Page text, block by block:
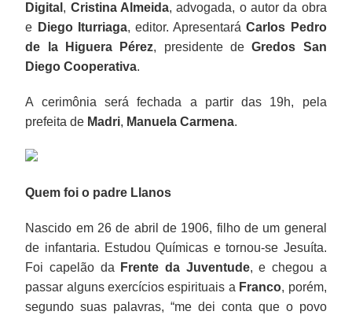
Digital , Cristina Almeida, advogada, o autor da obra
e Diego Iturriaga, editor. ApresentaráCarlos Pedro
de la Higuera Pérez, presidente deGredos San
Diego Cooperativa.
A cerimônia será fechada a partir das 19h, pela
prefeita de Madri, Manuela Carmena.
Quem foi o padre Llanos
Nascido em 26 de abril de 1906, filho de um general
de infantaria. Estudou Químicas e tornou-se Jesuíta.
Foi capelão da
Frente da Juventude, e chegou a
passar alguns exercícios espirituais a Franco, porém,
segundo suas palavras, “me dei conta que o povo